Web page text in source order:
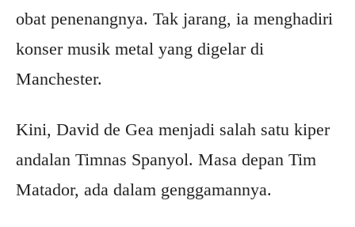
obat penenangnya. Tak jarang, ia menghadiri
konser musik metal yang digelar di
Manchester.
Kini, David de Gea menjadi salah satu kiper
andalan Timnas Spanyol. Masa depan Tim
Matador, ada dalam genggamannya.